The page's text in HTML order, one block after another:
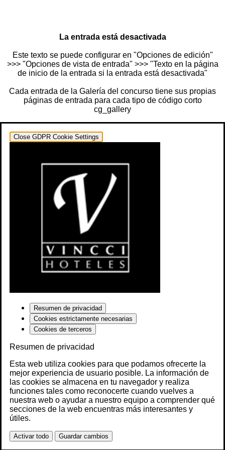
La entrada está desactivada
Este texto se puede configurar en "Opciones de edición"
>>> "Opciones de vista de entrada" >>> "Texto en la página
de inicio de la entrada si la entrada está desactivada"
Cada entrada de la Galería del concurso tiene sus propias
páginas de entrada para cada tipo de código corto
cg_gallery
Close GDPR Cookie Settings
Resumen de privacidad
Cookies estrictamente necesarias
Cookies de terceros
Resumen de privacidad
Esta web utiliza cookies para que podamos ofrecerte la
mejor experiencia de usuario posible. La información de
las cookies se almacena en tu navegador y realiza
funciones tales como reconocerte cuando vuelves a
nuestra web o ayudar a nuestro equipo a comprender qué
secciones de la web encuentras más interesantes y
útiles.
Activar todo Guardar cambios